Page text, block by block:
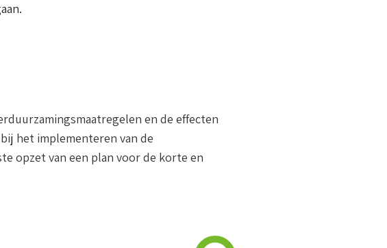
en de effecten
het implementeren van de
opzet van een plan voor de korte en